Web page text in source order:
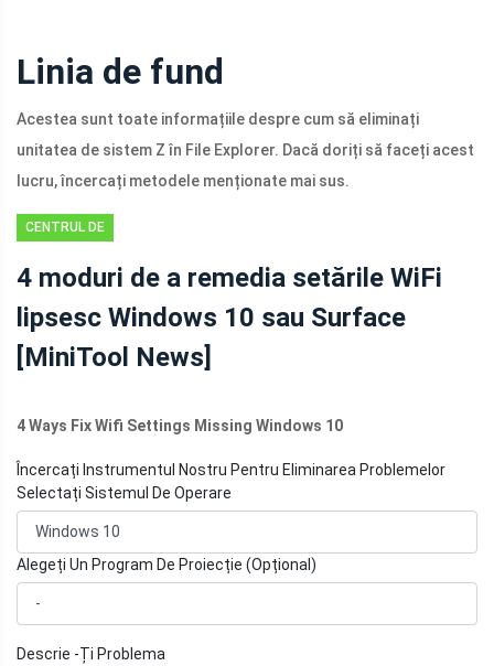
Linia de fund
Acestea sunt toate informațiile despre cum să eliminați
unitatea de sistem Z în File Explorer. Dacă doriți să faceți acest
lucru, încercați metodele menționate mai sus.
CENTRUL DE
MINITOOL
4 moduri de a remedia setările WiFi
lipsesc Windows 10 sau Surface
[MiniTool News]
4 Ways Fix Wifi Settings Missing Windows 10
Încercați Instrumentul Nostru Pentru Eliminarea Problemelor
Selectați Sistemul De Operare
Alegeți Un Program De Proiecție (Opțional)
Descrie -Ți Problema